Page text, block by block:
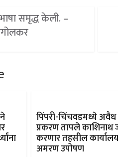
समृद्ध केली. –
पिंपरी-चिंचवडमध्ये
प्रकरण तापले काशिनाथ
करणार तहसील
अमरण उपोषण